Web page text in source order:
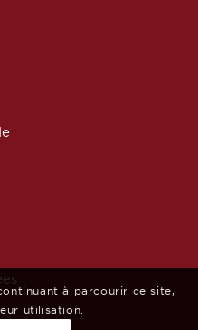
à parcourir ce site,
utilisation.